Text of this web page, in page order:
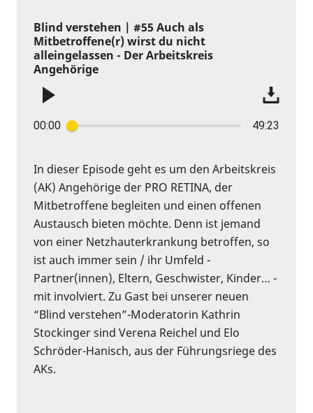
Blind verstehen | #55 Auch als
Mitbetroffene(r) wirst du nicht
alleingelassen - Der Arbeitskreis
Angehörige
00:00 49:23
In dieser Episode geht es um den Arbeitskreis
(AK) Angehörige der PRO RETINA, der
Mitbetroffene begleiten und einen offenen
Austausch bieten möchte. Denn ist jemand
von einer Netzhauterkrankung betroffen, so
ist auch immer sein / ihr Umfeld -
Partner(innen), Eltern, Geschwister, Kinder… -
mit involviert. Zu Gast bei unserer neuen
“Blind verstehen”-Moderatorin Kathrin
Stockinger sind Verena Reichel und Elo
Schröder-Hanisch, aus der Führungsriege des
AKs.